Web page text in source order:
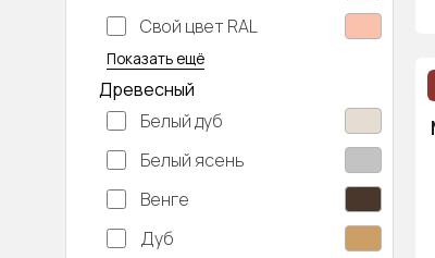
Свой цвет RAL
Серебристый
Серый
Темно-серый
Хаки
Черный
Показать ещё
Древесный
Белый дуб
Белый ясень
Венге
Дуб